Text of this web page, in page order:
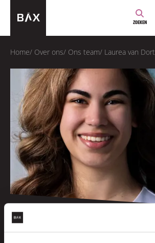
ZOEKEN
Home/ Over ons/ Ons team/ Laurea van Dort
LAUREA VAN DORT